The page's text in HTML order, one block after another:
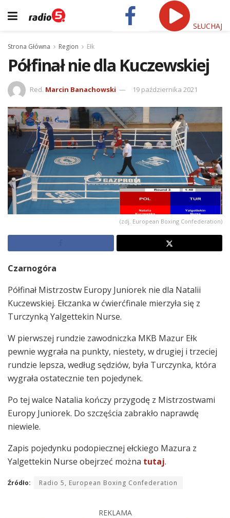
SŁUCHAJ
Strona Główna Region Ełk
Półfinał nie dla Kuczewskiej
Red. Marcin Banachowski 19 października 2021
(zdj. European Boxing Confederation)
Czarnogóra
Półfinał Mistrzostw Europy Juniorek nie dla Natalii
Kuczewskiej. Ełczanka w ćwierćfinale mierzyła się z
Turczynką Yalgettekin Nurse.
W pierwszej rundzie zawodniczka MKB Mazur Ełk
pewnie wygrała na punkty, niestety, w drugiej i trzeciej
rundzie lepsza, według sędziów, była Turczynka, która
wygrała ostatecznie ten pojedynek.
Po tej walce Natalia kończy przygodę z Mistrzostwami
Europy Juniorek. Do szczęścia zabrakło naprawdę
niewiele.
Zapis pojedynku podopiecznej ełckiego Mazura z
Yalgettekin Nurse obejrzeć można tutaj.
Źródło: Radio 5, European Boxing Confederation
REKLAMA